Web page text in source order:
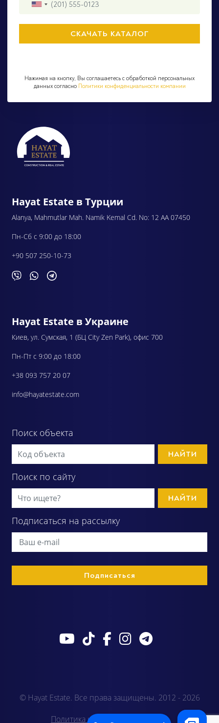
Нажимая на кнопку, Вы соглашаетесь с обработкой персональных
данных согласно Политики конфиденциальности компании
Hayat Estate в Турции
Alanya, Mahmutlar Mah. Namik Kemal Cd. No: 12 AA 07450
Пн-Сб с 9:00 до 18:00
+90 507 250-10-73
Hayat Estate в Украине
Киев, ул. Сумская, 1 (БЦ City Zen Park), офис 700
Пн-Пт с 9:00 до 18:00
+38 093 757 20 07
info@hayatestate.com
Поиск объекта
НАЙТИ
Поиск по сайту
НАЙТИ
Подписаться на рассылку
© Hayat Estate. Все права защищены. 2012 - 2026
Политика конфиденциальности